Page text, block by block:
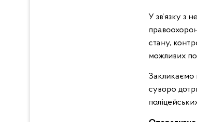
У зв’язку з
стану,
можливих
Закликаємо
суворо